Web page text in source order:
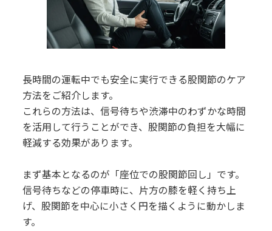
長時間の運転中でも安全に実行できる股関節のケア
方法をご紹介します。
これらの方法は、信号待ちや渋滞中のわずかな時間
を活用して行うことができ、股関節の負担を大幅に
軽減する効果があります。
まず基本となるのが「座位での股関節回し」です。
信号待ちなどの停車時に、片方の膝を軽く持ち上
げ、股関節を中心に小さく円を描くように動かしま
す。